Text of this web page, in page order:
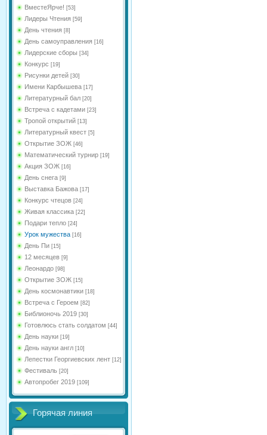
ВместеЯрче! [53]
Лидеры Чтения [59]
День чтения [8]
День самоуправления [16]
Лидерские сборы [34]
Конкурс [19]
Рисунки детей [30]
Имени Карбышева [17]
Литературный бал [20]
Встреча с кадетами [23]
Тропой открытий [13]
Литературный квест [5]
Открытие ЗОЖ [46]
Математический турнир [19]
Акция ЗОЖ [16]
День снега [9]
Выставка Бажова [17]
Конкурс чтецов [24]
Живая классика [22]
Подари тепло [24]
Урок мужества [16]
День Пи [15]
12 месяцев [9]
Леонардо [98]
Открытие ЗОЖ [15]
День космонавтики [18]
Встреча с Героем [82]
Библионочь 2019 [30]
Готовлюсь стать солдатом [44]
День науки [19]
День науки англ [10]
Лепестки Георгиевских лент [12]
Фестиваль [20]
Автопробег 2019 [109]
Горячая линия